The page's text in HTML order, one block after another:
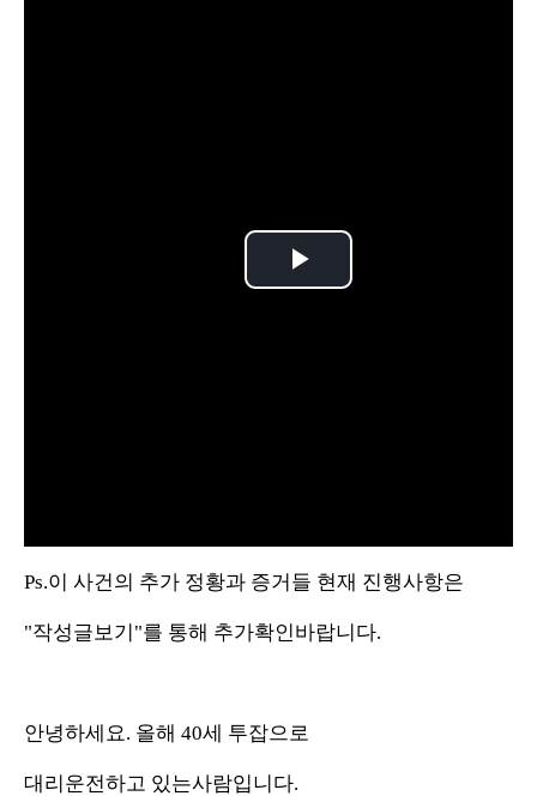
P
i
o
Ps.이 사건의 추가 정황과 증거들 현재 진행사항은
"작성글보기"를 통해 추가확인바랍니다.
안녕하세요. 올해 40세 투잡으로
대리운전하고 있는사람입니다.